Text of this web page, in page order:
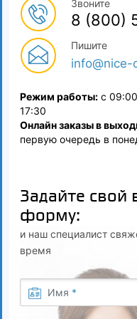
Судебная практика в
Монтаж
пусконаладочные
Монтаж
технологические
дополнительные
охрана труда при
монтажная
монтаж
Звоните
8 (800)
Пишите
info@nice-
Режим работы: с
17:30
Онлайн заказы в
первую очередь в
Задайте свой
форму:
и наш специалист
время
Имя *